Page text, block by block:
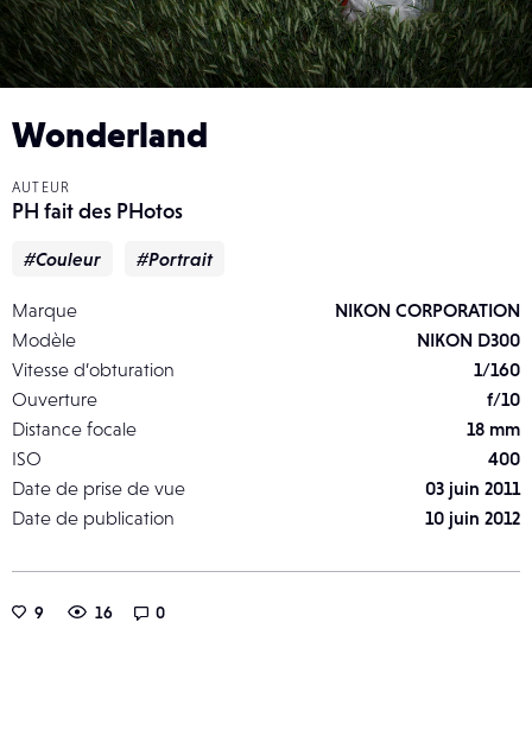
Wonderland
AUTEUR
PH fait des PHotos
#Couleur #Portrait
Marque
NIKON CORPORATION
Modèle
NIKON D300
Vitesse d’obturation
1/160
Ouverture
f/10
Distance focale
18 mm
ISO
400
Date de prise de vue
03 juin 2011
Date de publication
10 juin 2012
9 16 0